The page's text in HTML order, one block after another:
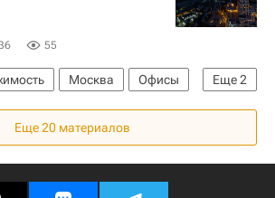
55
Еще2
Москва
Офисы
Россия
Еще 20 материалов